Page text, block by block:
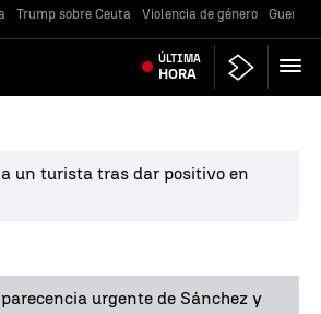
Trump sobre Ceuta Violencia de género Guerra
ÚLTIMA
HORA
un turista tras dar positivo en
urgente de Sánchez y